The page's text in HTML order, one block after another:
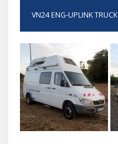
VN24 ENG-UPLINK TRUCK